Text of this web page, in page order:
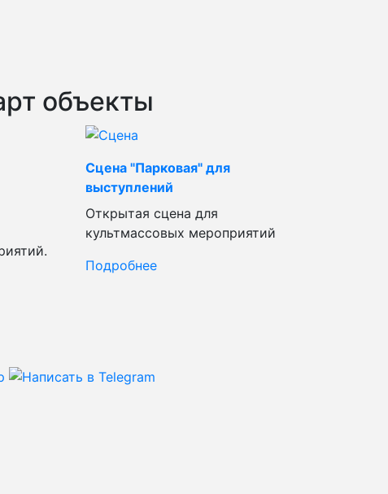
объекты
Сцена "Парковая" для
выступлений
Открытая сцена для
культмассовых мероприятий
Подробнее